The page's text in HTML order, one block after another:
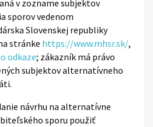
v zozname subjektov
sporov vedenom
Slovenskej republiky
stránke https://www.mhsr.sk/,
odkaze; zákazník má právo
subjektov alternatívneho
návrhu na alternatívne
sporu použiť